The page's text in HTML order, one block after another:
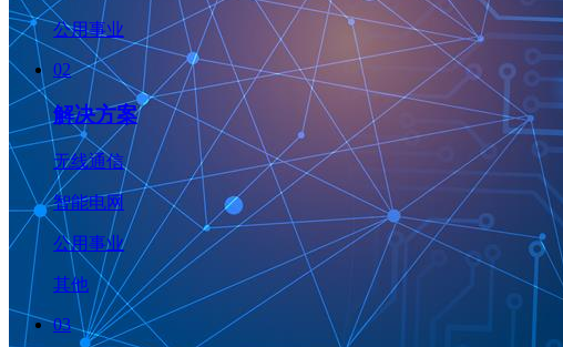
公用事业
02
解决方案
无线通信
智能电网
公用事业
其他
03